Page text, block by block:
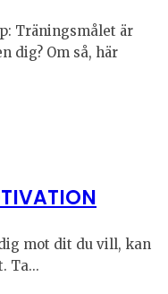
Träningsmålet är
dig? Om så, här
mot dit du vill, kan
Ta...